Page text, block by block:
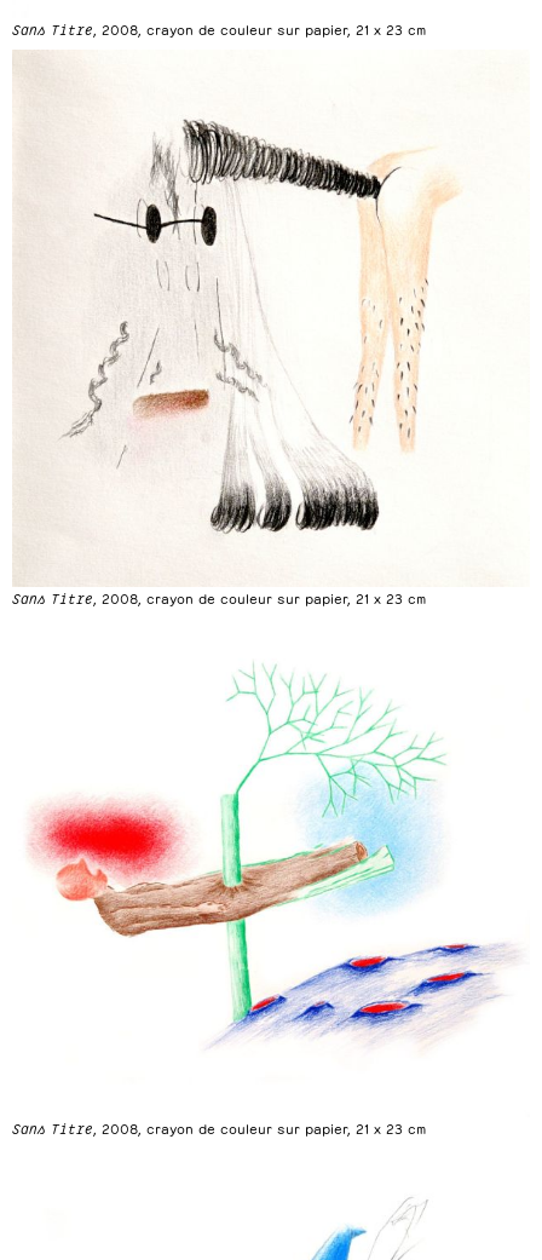
Sans Titre , 2008, crayon de couleur sur papier, 21 x 23 cm
Sans Titre, 2008, crayon de couleur sur papier, 21 x 23 cm
Sans Titre, 2008, crayon de couleur sur papier, 21 x 23 cm